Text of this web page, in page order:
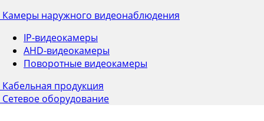
Камеры наружного видеонаблюдения
IP-видеокамеры
AHD-видеокамеры
Поворотные видеокамеры
Кабельная продукция
Сетевое оборудование